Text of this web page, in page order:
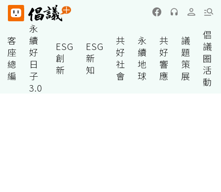
客
座
總
編
永
續
好
日
子
3.0
ESG
創
新
ESG
新
知
共
好
社
會
永
續
地
球
共
好
響
應
議
題
策
展
倡
議
圈
活
動